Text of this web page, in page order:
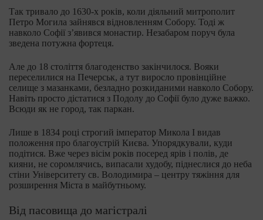
Так тривало до 1630-х років, коли діяльний митрополит
Петро Могила зайнявся відновленням Собору. Тоді ж
навколо Софії з’явився монастир. Незабаром поруч була
зведена потужна фортеця.
Але до 18 століття благоденство закінчилося. Вояки
переселилися на Печерськ, а тут виросло провінційне
селище з мазанками, безладно розкиданими навколо Собору.
Навіть просто дістатися з Подолу до Софії було дуже важко.
Всюди як не город, так паркан.
Лише в 1834 році строгий імператор Микола I видав
положення про благоустрій Києва. Упорядкували, куди
подітися. Вже через вісім років посеред ярів і полів, де
кияни, не соромлячись, випасали худобу, піднеслися до неба
стіни Університету св. Володимира – центру тяжіння для
розширення Міста в майбутньому.
Від пасовища до магістралі